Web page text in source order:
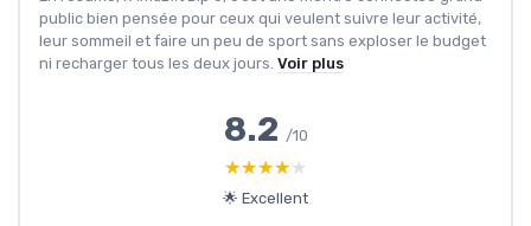
public bien pensée pour ceux qui veulent suivre leur activité,
leur sommeil et faire un peu de sport sans exploser le budget
ni recharger tous les deux jours. Voir plus
8.2 /10
★★★★★
★★★★★
🌟 Excellent